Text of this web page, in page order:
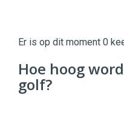
Commerce https://
96 54
Er is op dit moment 0
Hoe hoog
golf?